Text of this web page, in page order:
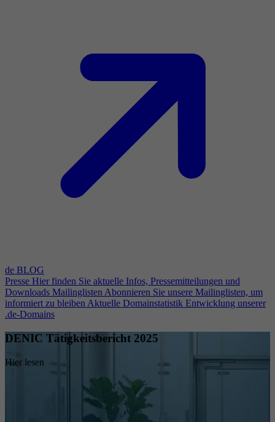
de BLOG
Presse Hier finden Sie aktuelle Infos, Pressemitteilungen und
Downloads Mailinglisten Abonnieren Sie unsere Mailinglisten, um
informiert zu bleiben Aktuelle Domainstatistik Entwicklung unserer
.de-Domains
DENIC Tätigkeitsbericht 2025
Hier lesen